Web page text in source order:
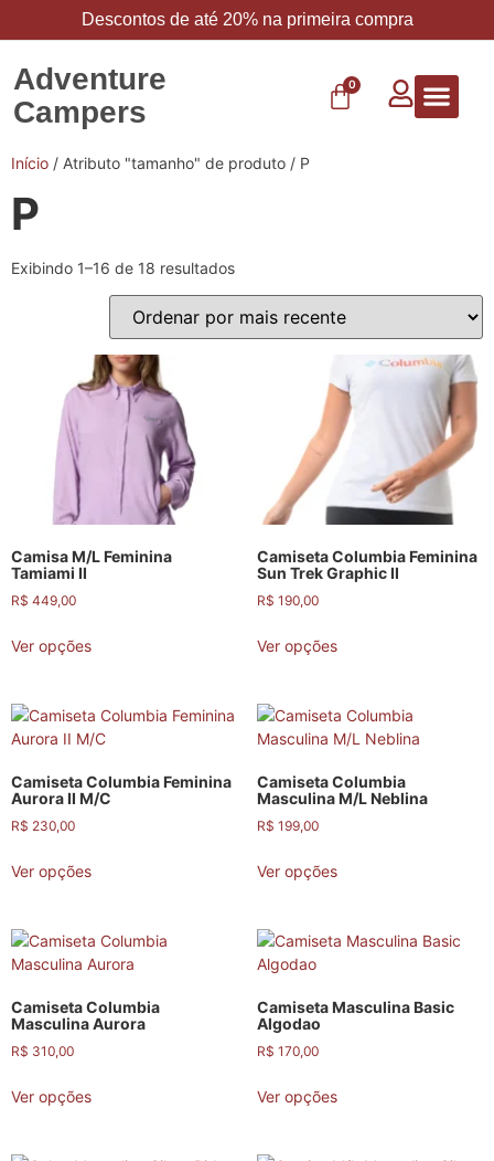
Descontos de até 20% na primeira compra
Adventure
Campers
0
Início / Atributo "tamanho" de produto / P
P
Exibindo 1–16 de 18 resultados
Camisa M/L Feminina
Tamiami II
R$ 449,00
Ver opções
Camiseta Columbia Feminina
Sun Trek Graphic II
R$ 190,00
Ver opções
Camiseta Columbia Feminina
Aurora II M/C
R$ 230,00
Ver opções
Camiseta Columbia
Masculina M/L Neblina
R$ 199,00
Ver opções
Camiseta Columbia
Masculina Aurora
R$ 310,00
Ver opções
Camiseta Masculina Basic
Algodao
R$ 170,00
Ver opções